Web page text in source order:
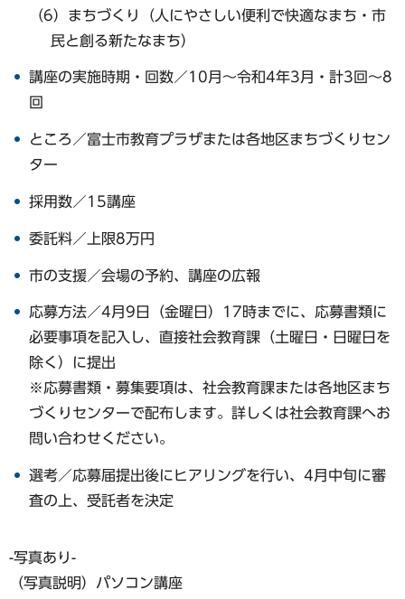
（6）まちづくり（人にやさしい便利で快適なまち・市
民と創る新たなまち）
講座の実施時期・回数／10月～令和4年3月・計3回～8
回
ところ／富士市教育プラザまたは各地区まちづくりセン
ター
採用数／15講座
委託料／上限8万円
市の支援／会場の予約、講座の広報
応募方法／4月9日（金曜日）17時までに、応募書類に
必要事項を記入し、直接社会教育課（土曜日・日曜日を
除く）に提出
※応募書類・募集要項は、社会教育課または各地区まち
づくりセンターで配布します。詳しくは社会教育課へお
問い合わせください。
選考／応募届提出後にヒアリングを行い、4月中旬に審
査の上、受託者を決定
-写真あり-
（写真説明）パソコン講座